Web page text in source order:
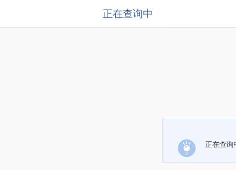
正在查询中
正在查询